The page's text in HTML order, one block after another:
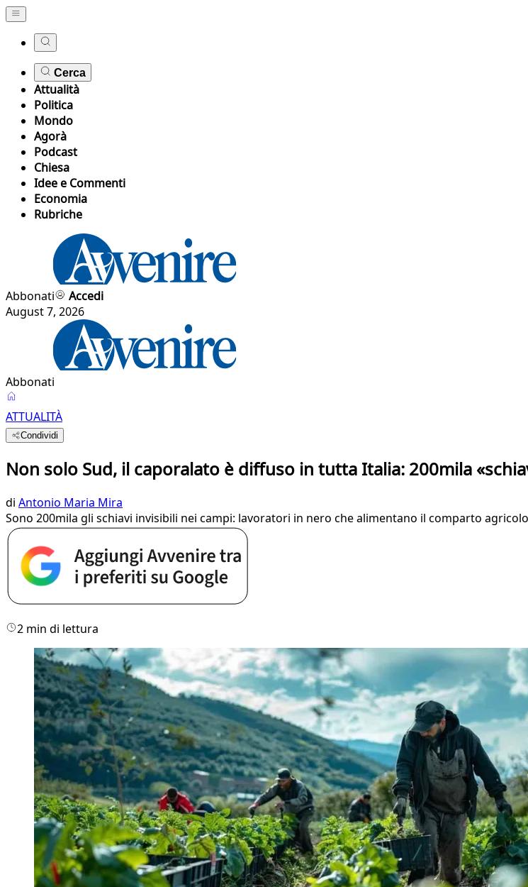
Cerca
Attualità
Politica
Mondo
Agorà
Podcast
Chiesa
Idee e Commenti
Economia
Rubriche
Abbonati
Accedi
August 7, 2026
Abbonati
ATTUALITÀ
Condividi
Non solo Sud, il caporalato è diffuso in tutta Italia: 200mila
di Antonio Maria Mira
Sono 200mila gli schiavi invisibili nei campi: lavoratori in nero che alimentano il comparto
2 min di lettura